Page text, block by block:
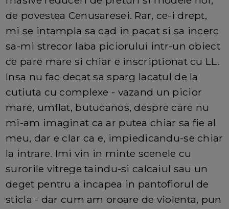
de povestea Cenusaresei. Rar, ce-i drept,
mi se intampla sa cad in pacat si sa incerc
sa-mi strecor laba piciorului intr-un obiect
ce pare mare si chiar e inscriptionat cu LL.
Insa nu fac decat sa sparg lacatul de la
cutiuta cu complexe - vazand un picior
mare, umflat, butucanos, despre care nu
mi-am imaginat ca ar putea chiar sa fie al
meu, dar e clar ca e, impiedicandu-se chiar
la intrare. Imi vin in minte scenele cu
surorile vitrege taindu-si calcaiul sau un
deget pentru a incapea in pantofiorul de
sticla - dar cum am oroare de violenta, pun